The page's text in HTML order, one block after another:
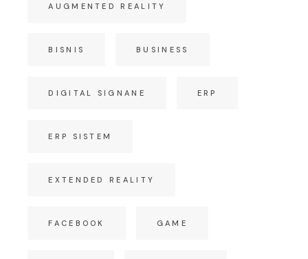
AUGMENTED REALITY
BISNIS BUSINESS
DIGITAL SIGNANE ERP
ERP SISTEM
EXTENDED REALITY
FACEBOOK GAME